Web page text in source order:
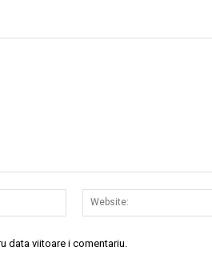
Email:*
data viitoare i comentariu.